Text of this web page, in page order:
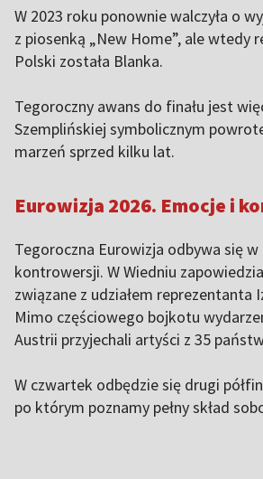
W 2023 roku ponownie walczyła o
z piosenką „New Home”, ale wtedy
Polski została Blanka.
Tegoroczny awans do finału jest
Szemplińskiej symbolicznym
marzeń sprzed kilku lat.
Eurowizja 2026. Emocje i
Tegoroczna Eurowizja odbywa się
kontrowersji. W Wiedniu
związane z udziałem reprezentanta
Mimo częściowego bojkotu
Austrii przyjechali artyści z 35
W czwartek odbędzie się drugi
po którym poznamy pełny skład